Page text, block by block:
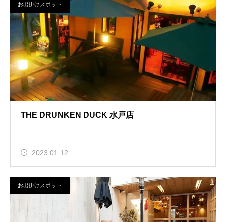
お出掛けスポット
THE DRUNKEN DUCK 水戸店
2023.01.12
お出掛けスポット